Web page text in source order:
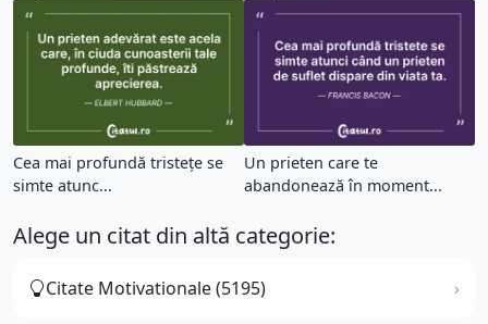
Cea mai profundă tristețe se
simte atunc...
Un prieten care te
abandonează în moment...
Alege un citat din altă categorie:
Citate Motivationale (5195)